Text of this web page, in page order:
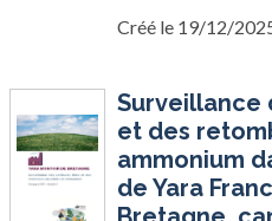
Créé le 19/12/
Surveillance des particules fines
et des
ammonium
de Yara